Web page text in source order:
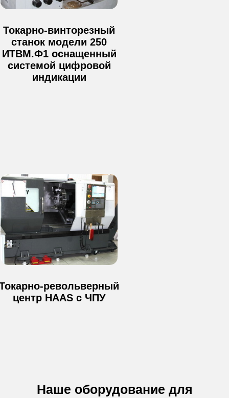
Токарно-винторезный
станок модели 250
ИТВМ.Ф1 оснащенный
системой цифровой
индикации
револьверный
центр HAAS с ЧПУ
Наше оборудование для